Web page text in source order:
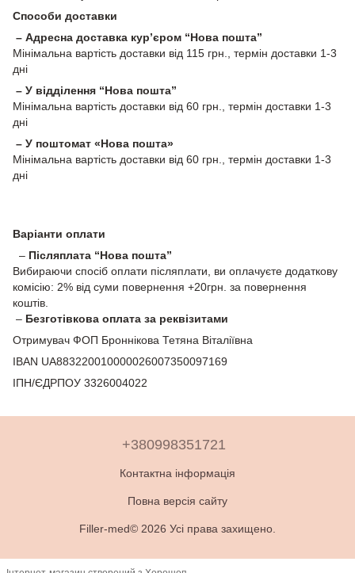
Способи доставки
– Адресна доставка кур’єром “Нова пошта”
Мінімальна вартість доставки від 115 грн., термін доставки 1-3
дні
– У відділення “Нова пошта”
Мінімальна вартість доставки від 60 грн., термін доставки 1-3
дні
– У поштомат «Нова пошта»
Мінімальна вартість доставки від 60 грн., термін доставки 1-3
дні
Варіанти оплати
– Післяплата “Нова пошта”
Вибираючи спосіб оплати післяплати, ви оплачуєте додаткову
комісію: 2% від суми повернення +20грн. за повернення
коштів.
– Безготівкова оплата за реквізитами
Отримувач ФОП Броннікова Тетяна Віталіївна
IBAN UA883220010000026007350097169
ІПН/ЄДРПОУ 3326004022
+380998351721
Контактна інформація
Повна версія сайту
Filler-med© 2026 Усі права захищено.